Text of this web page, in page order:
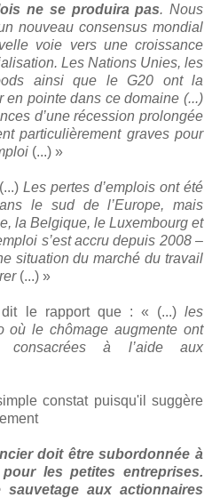
ne se produira pas. Nous
nouveau consensus mondial
voie vers une croissance
Les Nations Unies, les
ainsi que le G20 ont la
en pointe dans ce domaine (...)
d’une récession prolongée
particulièrement graves pour
(...) »
Les pertes d’emplois ont été
le sud de l’Europe, mais
la Belgique, le Luxembourg et
s’est accru depuis 2008 –
situation du marché du travail
(...) »
le rapport que : « (...)les
où le chômage augmente ont
consacrées à l’aide aux
constat puisqu'il suggère
doit être subordonnée à
les petites entreprises.
aux actionnaires